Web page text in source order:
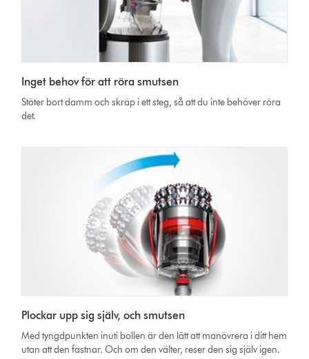
Inget behov för att röra smutsen
Stöter bort damm och skräp i ett steg, så att du inte behöver röra
det.
Plockar upp sig själv, och smutsen
Med tyngdpunkten inuti bollen är den lätt att manövrera i ditt hem
utan att den fastnar. Och om den välter, reser den sig själv igen.